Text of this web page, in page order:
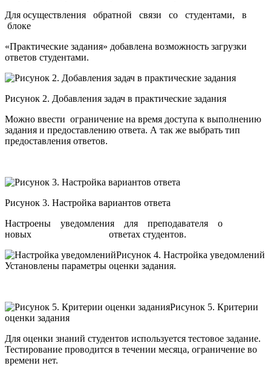
Для осуществления обратной связи со студентами, в
блоке
«Практические задания» добавлена возможность загрузки
ответов студентами.
Рисунок 2. Добавления задач в практические задания
Можно ввести ограничение на время доступа к выполнению
задания и предоставлению ответа. А так же выбрать тип
предоставления ответов.
Рисунок 3. Настройка вариантов ответа
Настроены уведомления для преподавателя о
новых ответах студентов.
Рисунок 4. Настройка уведомлений
Установлены параметры оценки задания.
Рисунок 5. Критерии
оценки задания
Для оценки знаний студентов используется тестовое задание.
Тестирование проводится в течении месяца, ограничение во
времени нет.